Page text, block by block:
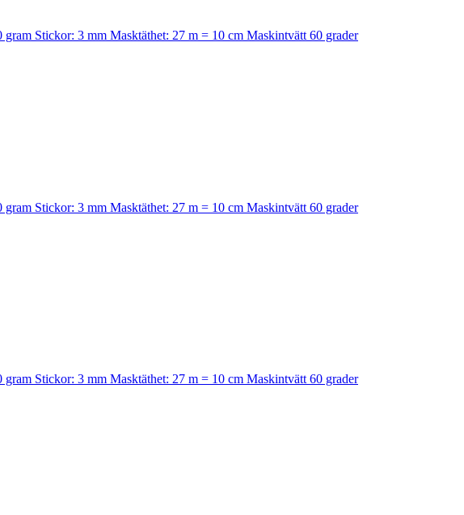
Stickor: 3 mm Masktäthet: 27 m = 10 cm Maskintvätt 60 grader
Stickor: 3 mm Masktäthet: 27 m = 10 cm Maskintvätt 60 grader
Stickor: 3 mm Masktäthet: 27 m = 10 cm Maskintvätt 60 grader